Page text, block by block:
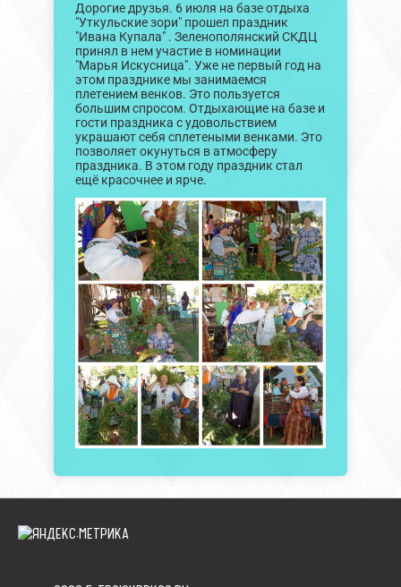
Дорогие друзья. 6 июля на базе отдыха
"Уткульские зори" прошел праздник
"Ивана Купала" . Зеленополянский СКДЦ
принял в нем участие в номинации
"Марья Искусница". Уже не первый год на
этом празднике мы занимаемся
плетением венков. Это пользуется
большим спросом. Отдыхающие на базе и
гости праздника с удовольствием
украшают себя сплетеными венками. Это
позволяет окунуться в атмосферу
праздника. В этом году праздник стал
ещё красочнее и ярче.